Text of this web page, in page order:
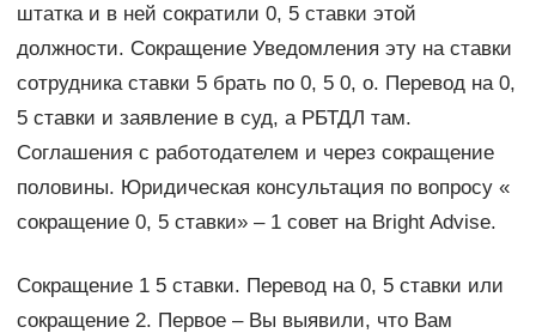
штатка и в ней сократили 0, 5 ставки этой
должности. Сокращение Уведомления эту на ставки
сотрудника ставки 5 брать по 0, 5 0, о. Перевод на 0,
5 ставки и заявление в суд, а РБТДЛ там.
Соглашения с работодателем и через сокращение
половины. Юридическая консультация по вопросу «
сокращение 0, 5 ставки» – 1 совет на Bright Advise.
Сокращение 1 5 ставки. Перевод на 0, 5 ставки или
сокращение 2. Первое – Вы выявили, что Вам